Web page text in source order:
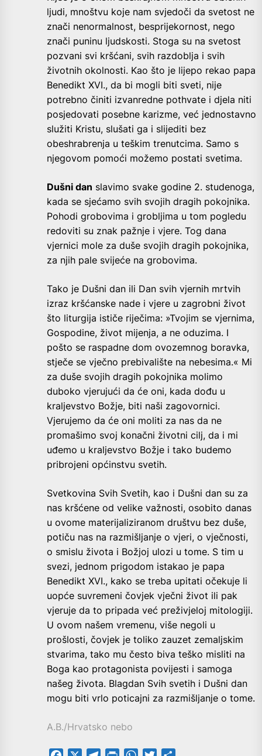
ljudi, mnoštvu koje nam svjedoči da svetost ne
znači nenormalnost, besprijekornost, nego
znači puninu ljudskosti. Stoga su na svetost
pozvani svi kršćani, svih razdoblja i svih
životnih okolnosti. Kao što je lijepo rekao papa
Benedikt XVI., da bi mogli biti sveti, nije
potrebno činiti izvanredne pothvate i djela niti
posjedovati posebne karizme, već jednostavno
služiti Kristu, slušati ga i slijediti bez
obeshrabrenja u teškim trenutcima. Samo s
njegovom pomoći možemo postati svetima.
Dušni dan slavimo svake godine 2. studenoga,
kada se sjećamo svih svojih dragih pokojnika.
Pohodi grobovima i grobljima u tom pogledu
redoviti su znak pažnje i vjere. Tog dana
vjernici mole za duše svojih dragih pokojnika,
za njih pale svijeće na grobovima.
Tako je Dušni dan ili Dan svih vjernih mrtvih
izraz kršćanske nade i vjere u zagrobni život
što liturgija ističe riječima: »Tvojim se vjernima,
Gospodine, život mijenja, a ne oduzima. I
pošto se raspadne dom ovozemnog boravka,
stječe se vječno prebivalište na nebesima.« Mi
za duše svojih dragih pokojnika molimo
duboko vjerujući da će oni, kada dođu u
kraljevstvo Božje, biti naši zagovornici.
Vjerujemo da će oni moliti za nas da ne
promašimo svoj konačni životni cilj, da i mi
uđemo u kraljevstvo Božje i tako budemo
pribrojeni općinstvu svetih.
Svetkovina Svih Svetih, kao i Dušni dan su za
nas kršćene od velike važnosti, osobito danas
u ovome materijaliziranom društvu bez duše,
potiču nas na razmišljanje o vjeri, o vječnosti,
o smislu života i Božjoj ulozi u tome. S tim u
svezi, jednom prigodom istakao je papa
Benedikt XVI., kako se treba upitati očekuje li
uopće suvremeni čovjek vječni život ili pak
vjeruje da to pripada već preživjeloj mitologiji.
U ovom našem vremenu, više negoli u
prošlosti, čovjek je toliko zauzet zemaljskim
stvarima, tako mu često biva teško misliti na
Boga kao protagonista povijesti i samoga
našeg života. Blagdan Svih svetih i Dušni dan
mogu biti vrlo poticajni za razmišljanje o tome.
A.B./Hrvatsko nebo